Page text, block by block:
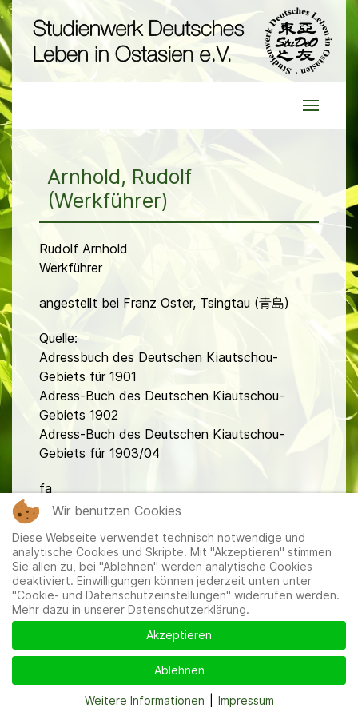
Arnhold, Rudolf
(Werkführer)
Rudolf Arnhold
Werkführer
angestellt bei Franz Oster, Tsingtau (青島)
Quelle:
Adressbuch des Deutschen Kiautschou-
Gebiets für 1901
Adress-Buch des Deutschen Kiautschou-
Gebiets 1902
Adress-Buch des Deutschen Kiautschou-
Gebiets für 1903/04
fa
Mitglieder|Impressum|Datenschutzerklärung
und Datenschutzeinstellungen
Wir benutzen Cookies
Diese Webseite verwendet technisch notwendige und
analytische Cookies und Skripte. Mit "Akzeptieren" stimmen
Sie allen zu, bei "Ablehnen" werden analytische Cookies
deaktiviert. Einwilligungen können jederzeit unten unter
"Cookie- und Datenschutzeinstellungen" widerrufen werden.
Mehr dazu in unserer Datenschutzerklärung.
Akzeptieren
Ablehnen
Weitere Informationen Impressum